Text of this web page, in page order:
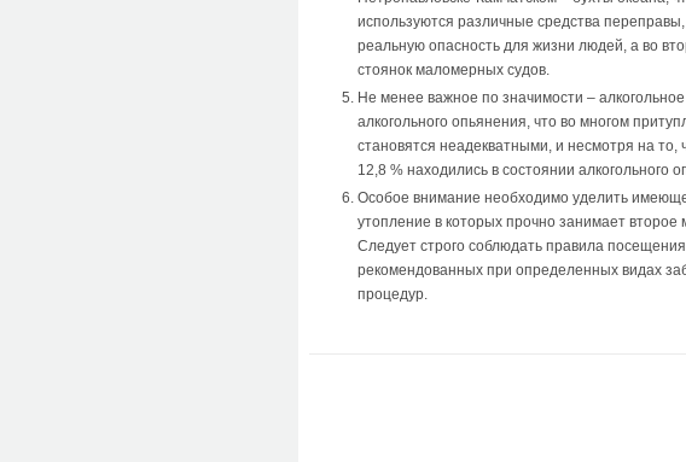
используются различные средства
реальную опасность для жизни людей, а во
стоянок маломерных судов.
Не менее важное по значимости –
алкогольного опьянения, что во многом
становятся неадекватными, и несмотря на
12,8 % находились в состоянии алкогольного
Особое внимание необходимо уделить
утопление в которых прочно занимает
Следует строго соблюдать правила
рекомендованных при определенных видах
процедур.